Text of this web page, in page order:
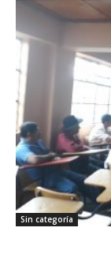
Sin categoría